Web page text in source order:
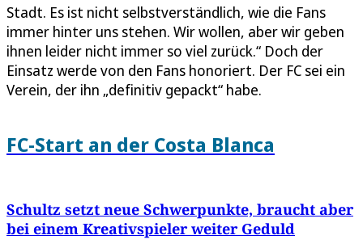
Stadt. Es ist nicht selbstverständlich, wie die Fans
immer hinter uns stehen. Wir wollen, aber wir geben
ihnen leider nicht immer so viel zurück.“ Doch der
Einsatz werde von den Fans honoriert. Der FC sei ein
Verein, der ihn „definitiv gepackt“ habe.
FC-Start an der Costa Blanca
Schultz setzt neue Schwerpunkte, braucht aber
bei einem Kreativspieler weiter Geduld